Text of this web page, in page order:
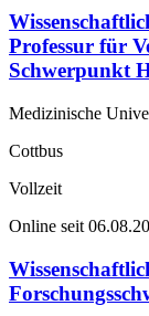
Professur für
Schwerpunkt
Medizinische
Cottbus
Vollzeit
Online seit